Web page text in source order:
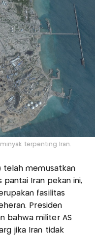
terpenting Iran.
telah memusatkan
pantai Iran pekan ini,
fasilitas
Presiden
bahwa militer AS
jika Iran tidak